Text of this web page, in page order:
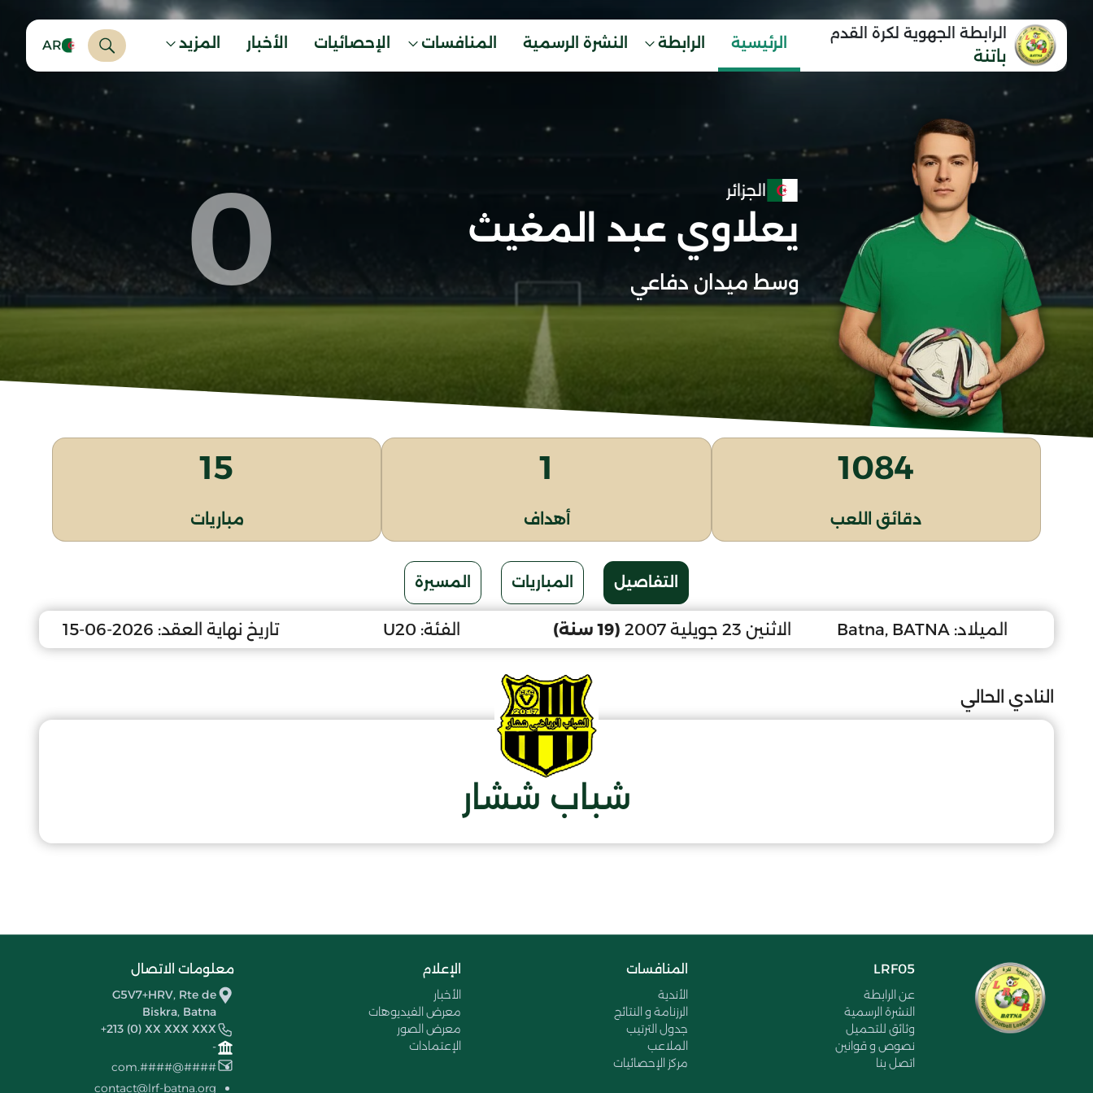
الرابطة الجهوية لكرة القدم
باتنة
الرئيسية الرابطة النشرة الرسمية المنافسات الإحصائيات الأخبار المزيد AR
الجزائر
يعلاوي عبد المغيث
وسط ميدان دفاعي 0
1084
دقائق اللعب
1
أهداف
15
مباريات
التفاصيل المباريات المسيرة
الميلاد: Batna, BATNA الاثنين 23 جويلية 2007 (19 سنة) الفئة: U20 تاريخ نهاية العقد: 2026-06-15
النادي الحالي
شباب ششار
LRF05
عن الرابطة
النشرة الرسمية
وثائق للتحميل
نصوص و قوانين
اتصل بنا
المنافسات
الأندية
الرزنامة و النتائج
جدول الترتيب
الملاعب
مركز الإحصائيات
الإعلام
الأخبار
معرض الفيديوهات
معرض الصور
الإعتمادات
معلومات الاتصال
G5V7+HRV, Rte de
Biskra, Batna
+213 (0) XX XXX XXX
-
####@####.com
contact@lrf-batna.org